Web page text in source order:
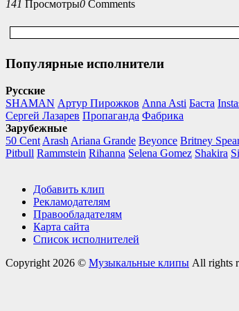
141 Просмотры0 Comments
Популярные исполнители
Русские
SHAMAN Артур Пирожков Anna Asti Баста
Сергей Лазарев Пропаганда Фабрика
Зарубежные
50 Cent Arash Ariana Grande Beyonce Britney
Pitbull Rammstein Rihanna Selena Gomez Shakira
Добавить клип
Рекламодателям
Правообладателям
Карта сайта
Список исполнителей
Copyright 2026 © Музыкальные клипы All rights